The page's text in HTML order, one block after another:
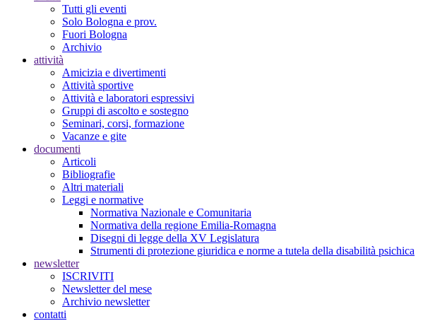
Tutti gli eventi
Solo Bologna e prov.
Fuori Bologna
Archivio
attività
Amicizia e divertimenti
Attività sportive
Attività e laboratori espressivi
Gruppi di ascolto e sostegno
Seminari, corsi, formazione
Vacanze e gite
documenti
Articoli
Bibliografie
Altri materiali
Leggi e normative
Normativa Nazionale e Comunitaria
Normativa della regione Emilia-Romagna
Disegni di legge della XV Legislatura
Strumenti di protezione giuridica e norme a tutela della disabilità psichica
newsletter
ISCRIVITI
Newsletter del mese
Archivio newsletter
contatti